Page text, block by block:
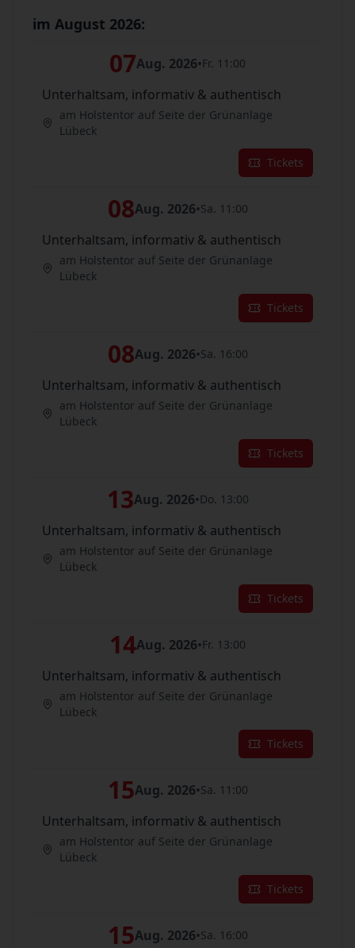
im August 2026:
07Aug. 2026•Fr. 11:00
Unterhaltsam, informativ & authentisch
am Holstentor auf Seite der Grünanlage
Lübeck
Tickets
08Aug. 2026•Sa. 11:00
Unterhaltsam, informativ & authentisch
am Holstentor auf Seite der Grünanlage
Lübeck
Tickets
08Aug. 2026•Sa. 16:00
Unterhaltsam, informativ & authentisch
am Holstentor auf Seite der Grünanlage
Lübeck
Tickets
13Aug. 2026•Do. 13:00
Unterhaltsam, informativ & authentisch
am Holstentor auf Seite der Grünanlage
Lübeck
Tickets
14Aug. 2026•Fr. 13:00
Unterhaltsam, informativ & authentisch
am Holstentor auf Seite der Grünanlage
Lübeck
Tickets
15Aug. 2026•Sa. 11:00
Unterhaltsam, informativ & authentisch
am Holstentor auf Seite der Grünanlage
Lübeck
Tickets
15Aug. 2026•Sa. 16:00